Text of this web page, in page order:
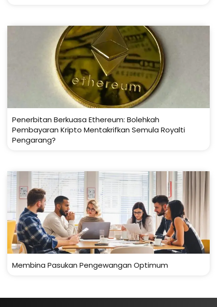
Penerbitan Berkuasa Ethereum: Bolehkah
Pembayaran Kripto Mentakrifkan Semula Royalti
Pengarang?
Membina Pasukan Pengewangan Optimum